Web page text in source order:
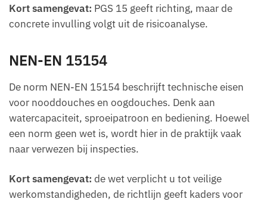
Kort samengevat: PGS 15 geeft richting, maar de
concrete invulling volgt uit de risicoanalyse.
NEN-EN 15154
De norm NEN-EN 15154 beschrijft technische eisen
voor nooddouches en oogdouches. Denk aan
watercapaciteit, sproeipatroon en bediening. Hoewel
een norm geen wet is, wordt hier in de praktijk vaak
naar verwezen bij inspecties.
Kort samengevat: de wet verplicht u tot veilige
werkomstandigheden, de richtlijn geeft kaders voor